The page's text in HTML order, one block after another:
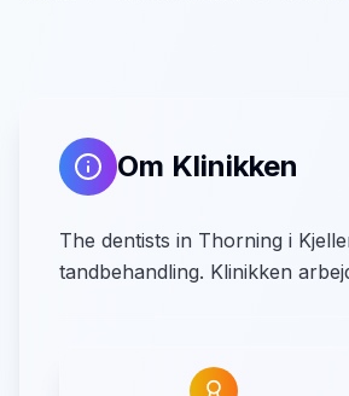
Om Klinikken
The dentists in Thorning i
tandbehandling. Klinikken